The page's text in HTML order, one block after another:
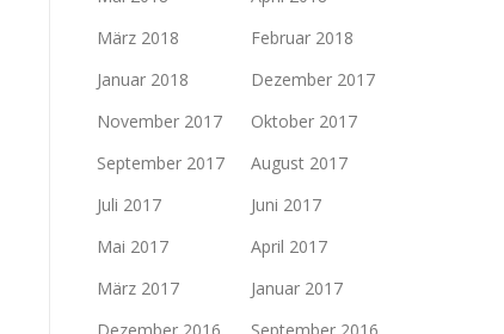
März 2018
Februar 2018
Januar 2018
Dezember 2017
November 2017
Oktober 2017
September 2017
August 2017
Juli 2017
Juni 2017
Mai 2017
April 2017
März 2017
Januar 2017